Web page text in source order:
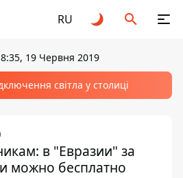
RU
19 Червня 2019
світла у столиці
в "Евразии" за
можно бесплатно